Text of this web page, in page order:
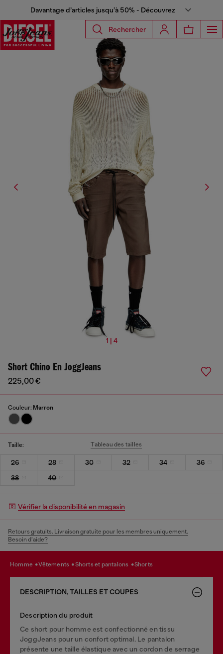
Davantage d’articles jusqu’à 50% - Découvrez
Rechercher
1 | 4
Short Chino En JoggJeans
225,00 €
Couleur: Marron
Taille: Tableau des tailles
26 28 30 32 34
36
38
40
Vérifier la disponibilité en magasin
Retours gratuits. Livraison gratuite pour les membres uniquement.
Besoin d’aide?
homme vêtements shorts et pantalons shorts
DESCRIPTION, TAILLES ET COUPES
Description du produit
Ce short pour homme est confectionné en tissu
JoggJeans pour un confort optimal. Le pantalon
présente une taille élastique avec un cordon de serrage